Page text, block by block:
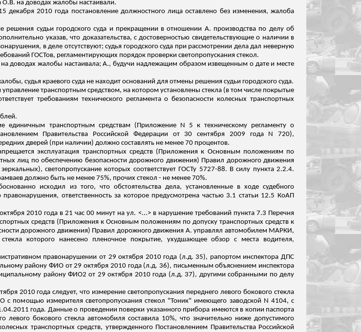
О.В. на доводах жалобы настаивали.
декабря 2010 года постановление должностного лица оставлено без изменения, жалоба
судьи городского суда и прекращении в отношении А. производства по делу об
указав, что доказательства, с достоверностью свидетельствующие о наличии в
в деле отсутствуют; судья городского суда при рассмотрении дела дал неверную
ГОСТов, регламентирующих порядок проверки светопропускания стекол.
доводах жалобы настаивала; А., будучи надлежащим образом извещенным о дате и месте
судья краевого суда не находит оснований для отмены решения судьи городского суда.
транспортным средством, на котором установлены стекла (в том числе покрытые
требованиям технического регламента о безопасности колесных транспортных
единичным транспортным средствам (Приложение N 5 к техническому регламенту о
Правительства Российской Федерации от 30 сентября 2009 года N 720),
дверей (при наличии) должно составлять не менее 70 процентов.
эксплуатация транспортных средств (Приложения к Основным положениям по
лиц по обеспечению безопасности дорожного движения) Правил дорожного движения
светопропускание которых соответствует ГОСТу 5727-88. В силу пункта 2.2.4.
должно быть не менее 75%, прочих стекол - не менее 70%.
исходил из того, что обстоятельства дела, установленные в ходе судебного
ответственность за которое предусмотрена частью 3.1 статьи 12.5 КоАП
2010 года в 21 час 00 минут на ул. <...> в нарушение требований пункта 7.3 Перечня
средств (Приложения к Основным положениям по допуску транспортных средств к
дорожного движения) Правил дорожного движения А. управлял автомобилем МАРКИ,
которого нанесено пленочное покрытие, ухудшающее обзор с места водителя,
правонарушении от 29 октября 2010 года (л.д. 35), рапортом инспектора ДПС
району ФИО от 29 октября 2010 года (л.д. 36), письменным объяснением инспектора
району ФИО2 от 29 октября 2010 года (л.д. 37), другими собранными по делу
2010 года следует, что измерение светопропускания переднего левого бокового стекла
помощью измерителя светопропускания стекол "Тоник" имеющего заводской N 4104, с
года. Данные о проведении поверки указанного прибора имеются в копии паспорта
левого бокового стекла автомобиля составила 10%, что значительно ниже допустимого
транспортных средств, утвержденного Постановлением Правительства Российской